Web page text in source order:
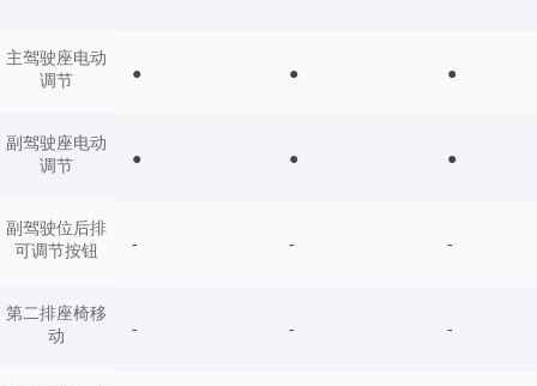
主驾驶座电动
调节
副驾驶座电动
调节
副驾驶位后排
可调节按钮
第二排座椅移
动
● ● ●
● ● ●
- - -
- - -